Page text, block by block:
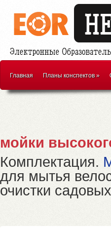
Главная Планы конспектов»
мойки
Комплектация.
для мытья
очистки